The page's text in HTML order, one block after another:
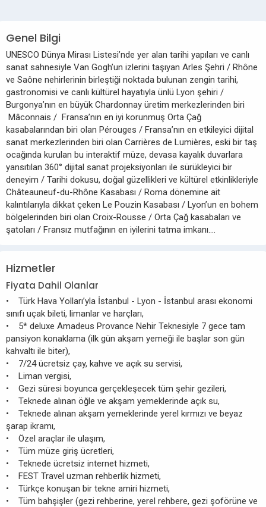
Genel Bilgi
UNESCO Dünya Mirası Listesi’nde yer alan tarihi yapıları ve canlı
sanat sahnesiyle Van Gogh’un izlerini taşıyan Arles Şehri / Rhône
ve Saône nehirlerinin birleştiği noktada bulunan zengin tarihi,
gastronomisi ve canlı kültürel hayatıyla ünlü Lyon şehiri /
Burgonya’nın en büyük Chardonnay üretim merkezlerinden biri
Mâconnais / Fransa’nın en iyi korunmuş Orta Çağ
kasabalarından biri olan Pérouges / Fransa’nın en etkileyici dijital
sanat merkezlerinden biri olan Carrières de Lumières, eski bir taş
ocağında kurulan bu interaktif müze, devasa kayalık duvarlara
yansıtılan 360° dijital sanat projeksiyonları ile sürükleyici bir
deneyim / Tarihi dokusu, doğal güzellikleri ve kültürel etkinlikleriyle
Châteauneuf-du-Rhône Kasabası / Roma dönemine ait
kalıntılarıyla dikkat çeken Le Pouzin Kasabası / Lyon’un en bohem
bölgelerinden biri olan Croix-Rousse / Orta Çağ kasabaları ve
şatoları / Fransız mutfağının en iyilerini tatma imkanı….
Hizmetler
Fiyata Dahil Olanlar
• Türk Hava Yolları’yla İstanbul - Lyon - İstanbul arası ekonomi
sınıfı uçak bileti, limanlar ve harçları,
• 5* deluxe Amadeus Provance Nehir Teknesiyle 7 gece tam
pansiyon konaklama (ilk gün akşam yemeği ile başlar son gün
kahvaltı ile biter),
• 7/24 ücretsiz çay, kahve ve açık su servisi,
• Liman vergisi,
• Gezi süresi boyunca gerçekleşecek tüm şehir gezileri,
• Teknede alınan öğle ve akşam yemeklerinde açık su,
• Teknede alınan akşam yemeklerinde yerel kırmızı ve beyaz
şarap ikramı,
• Özel araçlar ile ulaşım,
• Tüm müze giriş ücretleri,
• Teknede ücretsiz internet hizmeti,
• FEST Travel uzman rehberlik hizmeti,
• Türkçe konuşan bir tekne amiri hizmeti,
• Tüm bahşişler (gezi rehberine, yerel rehbere, gezi şoförüne ve